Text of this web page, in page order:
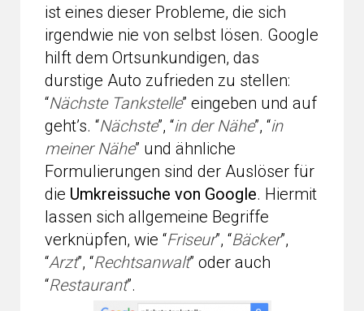
ist eines dieser Probleme, die sich
irgendwie nie von selbst lösen. Google
hilft dem Ortsunkundigen, das
durstige Auto zufrieden zu stellen:
“Nächste Tankstelle” eingeben und auf
geht’s. “Nächste”, “in der Nähe”, “in
meiner Nähe” und ähnliche
Formulierungen sind der Auslöser für
die Umkreissuche von Google. Hiermit
lassen sich allgemeine Begriffe
verknüpfen, wie “Friseur”, “Bäcker”,
“Arzt”, “Rechtsanwalt” oder auch
“Restaurant”.